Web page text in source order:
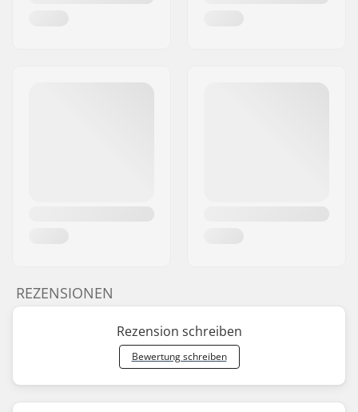
REZENSIONEN
Rezension schreiben
Bewertung schreiben